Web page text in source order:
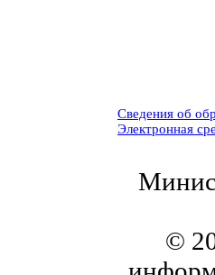
Сведения об
Электронная
©